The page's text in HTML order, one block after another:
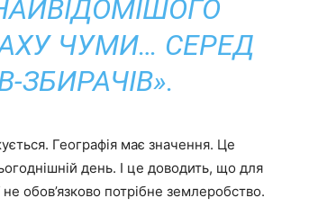
ЧУМИ… СЕРЕД
ЗБИРАЧІВ».
Географія має значення. Це
день. І це доводить, що для
обов’язково потрібне землеробство.